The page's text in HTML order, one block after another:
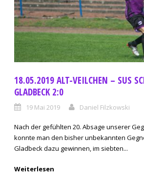
18.05.2019 ALT-VEILCHEN – SUS
GLADBECK 2:0
19 Mai 2019 Daniel Filzkowski
Nach der gefühlten 20. Absage unserer
konnte man den bisher unbekannten
Gladbeck dazu gewinnen, im siebten...
Weiterlesen